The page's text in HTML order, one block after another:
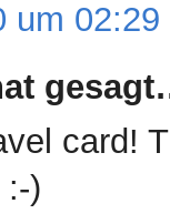
um 02:29
card!
:-)